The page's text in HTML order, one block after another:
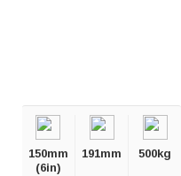
150mm
(6in)
191mm 500kg